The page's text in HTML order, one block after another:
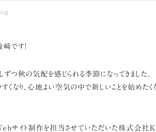
崎です!
ずつ秋の気配を感じられる季節になってきました。
くなり、心地よい空気の中で新しいことを始めたく
サイト制作を担当させていただいた株式会社